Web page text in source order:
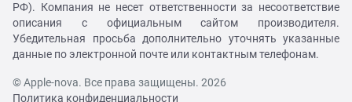
РФ). Компания не несет ответственности за несоответствие
описания с официальным сайтом производителя.
Убедительная просьба дополнительно уточнять указанные
данные по электронной почте или контактным телефонам.
© Apple-nova. Все права защищены. 2026
Политика конфиденциальности